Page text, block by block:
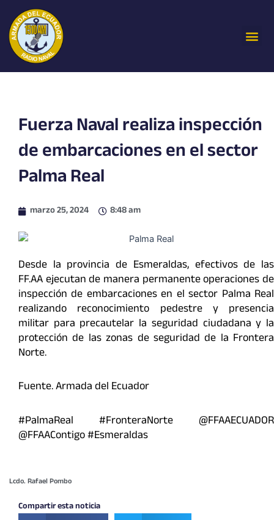
contenido
Fuerza Naval realiza inspección
de embarcaciones en el sector
Palma Real
marzo 25, 2024 8:48 am
Desde la provincia de Esmeraldas, efectivos de las
FF.AA ejecutan de manera permanente operaciones de
inspección de embarcaciones en el sector Palma Real
realizando reconocimiento pedestre y presencia
militar para precautelar la seguridad ciudadana y la
protección de las zonas de seguridad de la Frontera
Norte.
Fuente. Armada del Ecuador
#PalmaReal #FronteraNorte @FFAAECUADOR
@FFAAContigo #Esmeraldas
Lcdo. Rafael Pombo
Compartir esta noticia